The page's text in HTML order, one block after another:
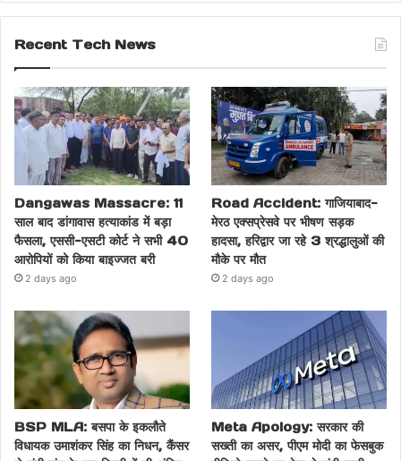
Recent Tech News
Dangawas Massacre: 11
साल बाद डांगावास हत्याकांड में बड़ा
फैसला, एससी-एसटी कोर्ट ने सभी 40
आरोपियों को किया बाइज्जत बरी
2 days ago
Road Accident: गाजियाबाद-
मेरठ एक्सप्रेसवे पर भीषण सड़क
हादसा, हरिद्वार जा रहे 3 श्रद्धालुओं की
मौके पर मौत
2 days ago
BSP MLA: बसपा के इकलौते
विधायक उमाशंकर सिंह का निधन, कैंसर
Meta Apology: सरकार की
सख्ती का असर, पीएम मोदी का फेसबुक